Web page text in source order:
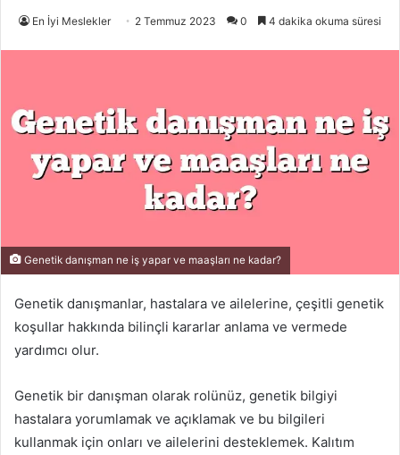
En İyi Meslekler 2 Temmuz 2023 0 4 dakika okuma süresi
Genetik danışman ne iş yapar ve maaşları ne kadar?
Genetik danışmanlar, hastalara ve ailelerine, çeşitli genetik
koşullar hakkında bilinçli kararlar anlama ve vermede
yardımcı olur.
Genetik bir danışman olarak rolünüz, genetik bilgiyi
hastalara yorumlamak ve açıklamak ve bu bilgileri
kullanmak için onları ve ailelerini desteklemek. Kalıtım